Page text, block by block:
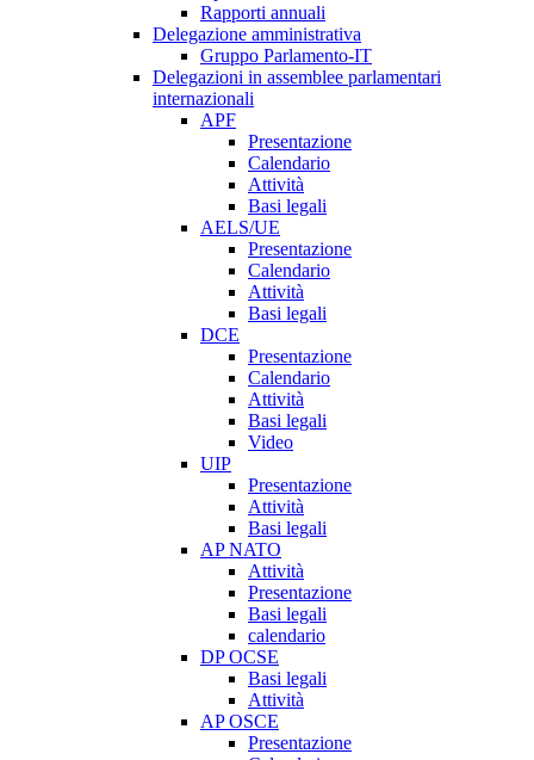
Rapporti annuali
Delegazione amministrativa
Gruppo Parlamento-IT
Delegazioni in assemblee parlamentari
internazionali
APF
Presentazione
Calendario
Attività
Basi legali
AELS/UE
Presentazione
Calendario
Attività
Basi legali
DCE
Presentazione
Calendario
Attività
Basi legali
Video
UIP
Presentazione
Attività
Basi legali
AP NATO
Attività
Presentazione
Basi legali
calendario
DP OCSE
Basi legali
Attività
AP OSCE
Presentazione